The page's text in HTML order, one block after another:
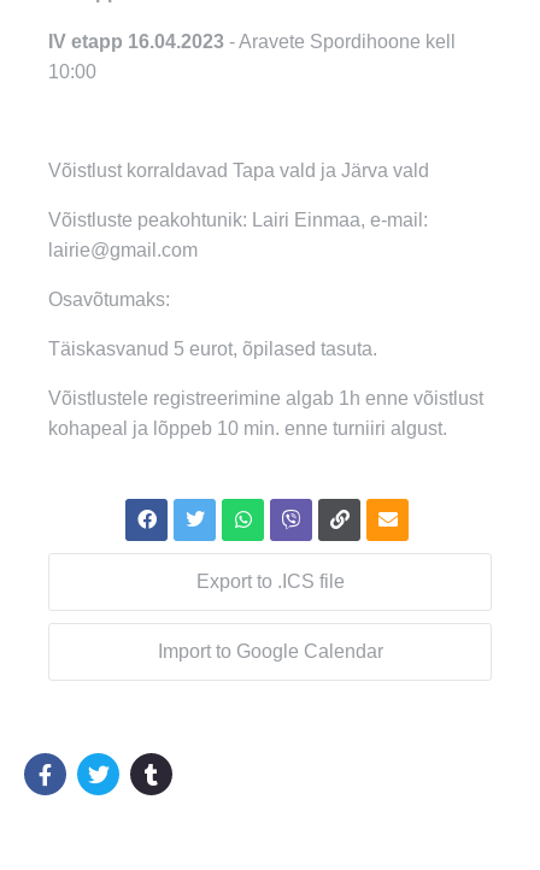
IV etapp 16.04.2023 - Aravete Spordihoone kell
10:00
Võistlust korraldavad Tapa vald ja Järva vald
Võistluste peakohtunik: Lairi Einmaa, e-mail:
lairie@gmail.com
Osavõtumaks:
Täiskasvanud 5 eurot, õpilased tasuta.
Võistlustele registreerimine algab 1h enne võistlust
kohapeal ja lõppeb 10 min. enne turniiri algust.
Export to .ICS file
Import to Google Calendar